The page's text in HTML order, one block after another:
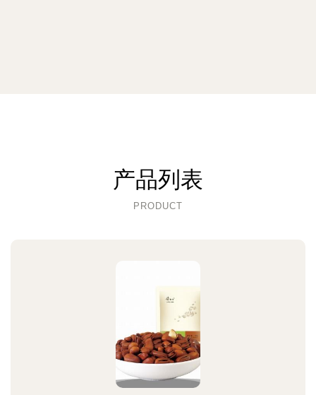
产品列表
PRODUCT